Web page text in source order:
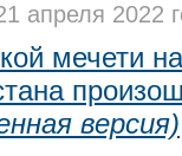
апреля 2022
мечети
версия)